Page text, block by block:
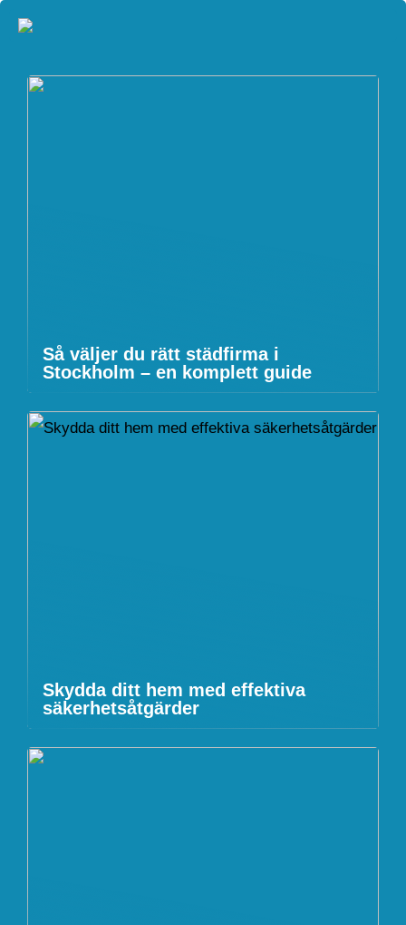
Så väljer du rätt städfirma i
Stockholm – en komplett guide
Skydda ditt hem med effektiva
säkerhetsåtgärder